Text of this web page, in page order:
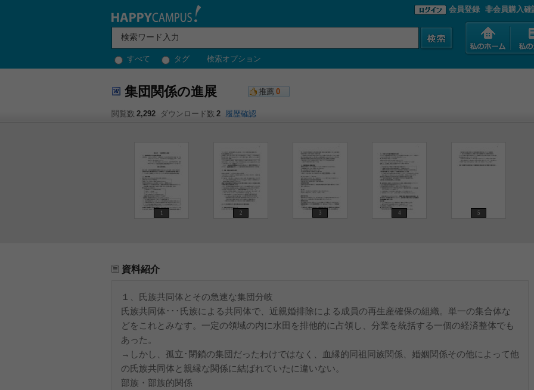
すべて タグ 検索オプション
会員登録 非会員購入確
集団関係の進展 推薦 0
閲覧数 2,292 ダウンロード数 2 履歴確認
1 2 3 4 5
資料紹介
１、氏族共同体とその急速な集団分岐
氏族共同体･･･氏族による共同体で、近親婚排除による成員の再生産確保の組織。単一の集合体な
どをこれとみなす。一定の領域の内に水田を排他的に占領し、分業を統括する一個の経済整体でも
あった。
→しかし、孤立･閉鎖の集団だったわけではなく、血縁的同祖同族関係、婚姻関係その他によって他
の氏族共同体と親縁な関係に結ばれていたに違いない。
部族・部族的関係